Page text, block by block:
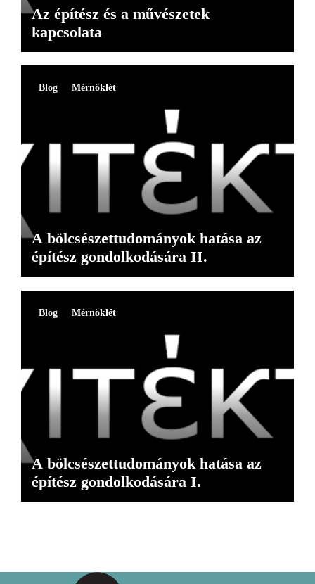
Az építész és a művészetek
kapcsolata
Blog Mérnöklét
A bölcsészettudományok hatása az
építész gondolkodására II.
Blog Mérnöklét
A bölcsészettudományok hatása az
építész gondolkodására I.